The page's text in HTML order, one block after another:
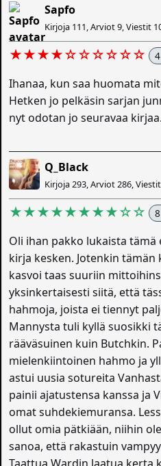
Sapfo
Kirjoja 111, Arviot 9, Viestit
★★★★☆☆☆☆☆☆
Ihanaa, kun saa huomata
Hetken jo pelkäsin sarjan
nyt odotan jo seuravaa kirjaa.
Q_Black
Kirjoja 293, Arviot 286,
★★★★★★★★☆☆
Oli ihan pakko lukaista
kirja kesken. Jotenkin
kasvoi taas suuriin
yksinkertaisesti siitä, että
hahmoja, joista ei tiennyt
Mannysta tuli kyllä suosikki
rääväsuinen kuin Butchkin.
mielenkiintoinen hahmo ja
astui uusia sotureita
painii ajatustensa kanssa ja
omat suhdekiemuransa.
ollut omia pätkiään, niihin
sanoa, että rakastuin